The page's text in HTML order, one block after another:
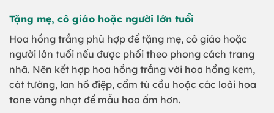
Tặng mẹ, cô giáo hoặc người lớn tuổi
Hoa hồng trắng phù hợp để tặng mẹ, cô giáo hoặc
người lớn tuổi nếu được phối theo phong cách trang
nhã. Nên kết hợp hoa hồng trắng với hoa hồng kem,
cát tường, lan hồ điệp, cẩm tú cầu hoặc các loài hoa
tone vàng nhạt để mẫu hoa ấm hơn.